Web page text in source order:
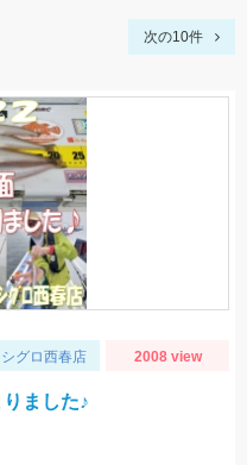
次の10件
グロ西春店 2008 view
ました♪